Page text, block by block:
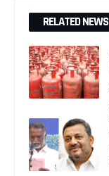
RELATED NEWS